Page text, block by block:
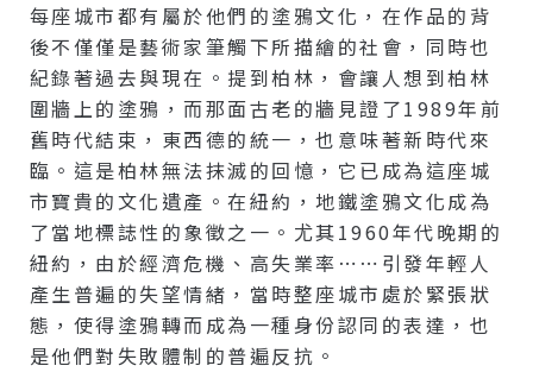
每座城市都有屬於他們的塗鴉文化，在作品的背
後不僅僅是藝術家筆觸下所描繪的社會，同時也
紀錄著過去與現在。提到柏林，會讓人想到柏林
圍牆上的塗鴉，而那面古老的牆見證了1989年前
舊時代結束，東西德的統一，也意味著新時代來
臨。這是柏林無法抹滅的回憶，它已成為這座城
市寶貴的文化遺產。在紐約，地鐵塗鴉文化成為
了當地標誌性的象徵之一。尤其1960年代晚期的
紐約，由於經濟危機、高失業率⋯⋯引發年輕人
產生普遍的失望情緒，當時整座城市處於緊張狀
態，使得塗鴉轉而成為一種身份認同的表達，也
是他們對失敗體制的普遍反抗。